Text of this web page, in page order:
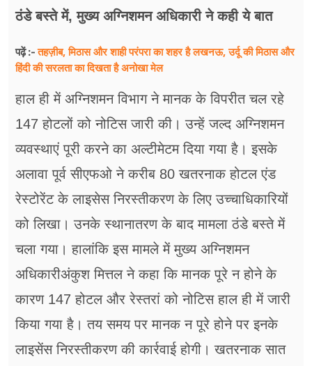
ठंडे बस्ते में, मुख्य अग्निशमन अधिकारी ने कही ये बात
पढ़ें :-तहज़ीब, मिठास और शाही परंपरा का शहर है लखनऊ, उर्दू की मिठास और
हिंदी की सरलता का दिखता है अनोखा मेल
हाल ही में अग्निशमन विभाग ने मानक के विपरीत चल रहे
147 होटलों को नोटिस जारी की। उन्हें जल्द अग्निशमन
व्यवस्थाएं पूरी करने का अल्टीमेटम दिया गया है। इसके
अलावा पूर्व सीएफओ ने करीब 80 खतरनाक होटल एंड
रेस्टोरेंट के लाइसेस निरस्तीकरण के लिए उच्चाधिकारियों
को लिखा। उनके स्थानातरण के बाद मामला ठंडे बस्ते में
चला गया। हालांकि इस मामले में मुख्य अग्निशमन
अधिकारीअंकुश मित्तल ने कहा कि मानक पूरे न होने के
कारण 147 होटल और रेस्तरां को नोटिस हाल ही में जारी
किया गया है। तय समय पर मानक न पूरे होने पर इनके
लाइसेंस निरस्तीकरण की कार्रवाई होगी। खतरनाक सात